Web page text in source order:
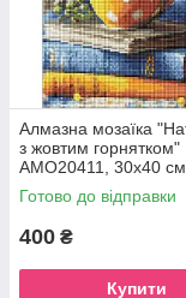
Алмазна мозаїка
з жовтим горнятком"
AMO20411, 30х40 см
Готово до відправки
400 ₴
Купити